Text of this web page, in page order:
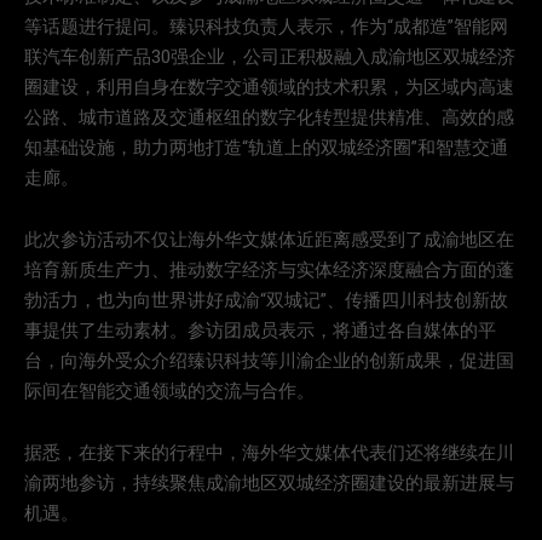
等话题进行提问。臻识科技负责人表示，作为“成都造”智能网
联汽车创新产品30强企业，公司正积极融入成渝地区双城经济
圈建设，利用自身在数字交通领域的技术积累，为区域内高速
公路、城市道路及交通枢纽的数字化转型提供精准、高效的感
知基础设施，助力两地打造“轨道上的双城经济圈”和智慧交通
走廊。
此次参访活动不仅让海外华文媒体近距离感受到了成渝地区在
培育新质生产力、推动数字经济与实体经济深度融合方面的蓬
勃活力，也为向世界讲好成渝“双城记”、传播四川科技创新故
事提供了生动素材。参访团成员表示，将通过各自媒体的平
台，向海外受众介绍臻识科技等川渝企业的创新成果，促进国
际间在智能交通领域的交流与合作。
据悉，在接下来的行程中，海外华文媒体代表们还将继续在川
渝两地参访，持续聚焦成渝地区双城经济圈建设的最新进展与
机遇。